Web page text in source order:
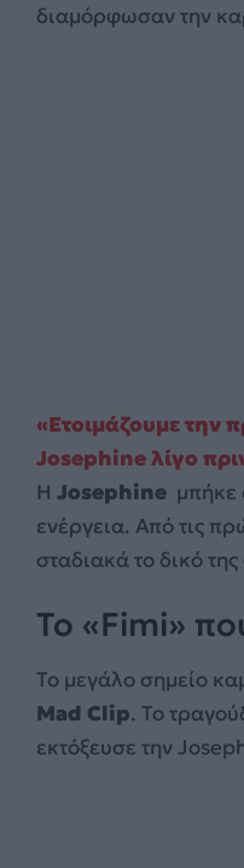
διαμόρφωσαν την
«Ετοιμάζουμε την
Josephine λίγο
Η Josephine μπήκε
ενέργεια. Από τις
σταδιακά το δικό
Το «Fimi»
Το μεγάλο σημείο
Mad Clip. Το
εκτόξευσε την